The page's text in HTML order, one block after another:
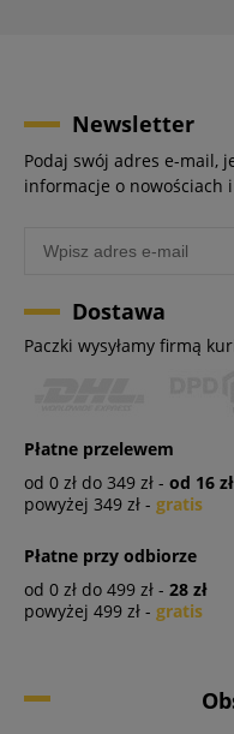
Newsletter
Podaj swój adres e-mail,
informacje o nowościach
Dostawa
Paczki wysyłamy firmą
Płatne przelewem
od 0 zł do 349 zł - od 16 zł
powyżej 349 zł - gratis
Płatne przy odbiorze
od 0 zł do 499 zł - 28 zł
powyżej 499 zł - gratis